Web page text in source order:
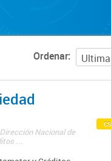
Ordenar
Nacional de
...